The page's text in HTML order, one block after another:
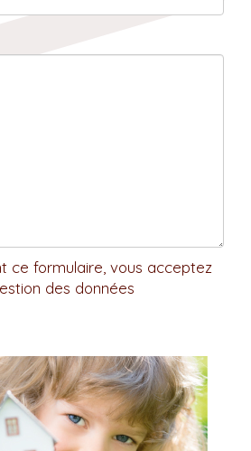
ce formulaire, vous acceptez
des données